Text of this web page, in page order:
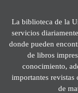
La biblioteca de la
servicios
donde pueden
de libros
conocimiento,
importantes revistas
de